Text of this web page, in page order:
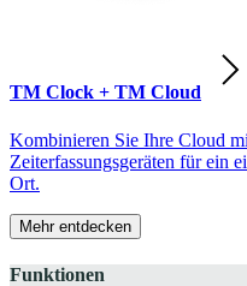
TM Clock + TM Cloud
Kombinieren Sie Ihre Cloud
Zeiterfassungsgeräten für ein
Ort.
Mehr entdecken
Funktionen